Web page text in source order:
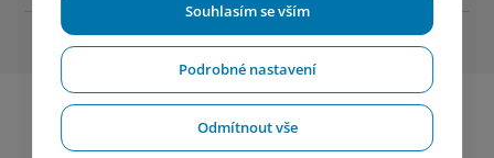
Souhlasím se vším
Podrobné nastavení
Odmítnout vše